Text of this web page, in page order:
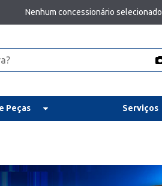
Nenhum concessionário selecionado
Peças Serviços